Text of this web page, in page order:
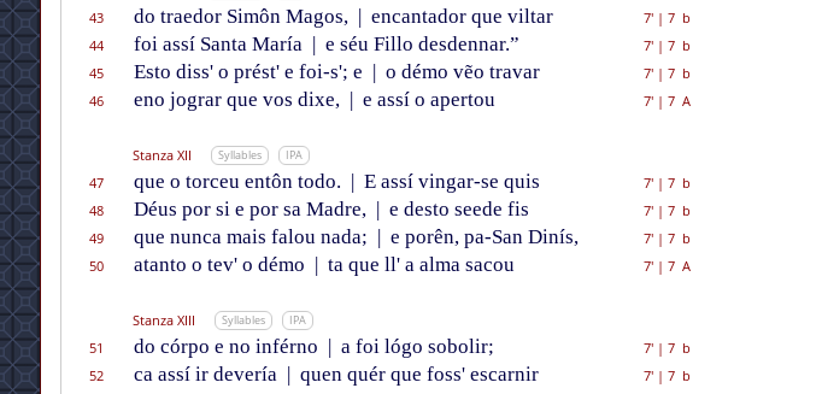
43 do traedor Simôn Magos, | encantador que viltar 7'| 7 b
44
foi assí Santa María | e séu Fillo desdennar.” 7'| 7 b
45
Esto diss' o prést' e foi-s'; e | o démo vẽo travar 7'| 7 b
46
eno jograr que vos dixe, | e assí o apertou 7'| 7 A
Stanza XII Syllables IPA
47 que o torceu entôn todo. | E assí vingar-se quis 7'| 7 b
48
Déus por si e por sa Madre, | e desto seede fis 7'| 7 b
49
que nunca mais falou nada; | e porên, pa-San Dinís, 7'| 7 b
50
atanto o tev' o démo | ta que ll' a alma sacou 7'| 7 A
Stanza XIII Syllables IPA
51 do córpo e no inférno | a foi lógo sobolir; 7'| 7 b
52
ca assí ir devería | quen quér que foss' escarnir 7'| 7 b